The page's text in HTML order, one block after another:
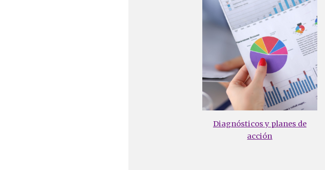
Diagnósticos y planes de
acción